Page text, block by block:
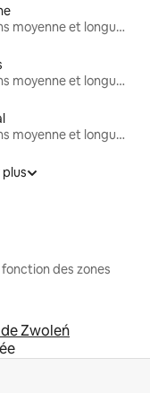
Locations moyenne et longue durée
Locations moyenne et longue durée
Locations moyenne et longue durée
des zones
Zwoleń